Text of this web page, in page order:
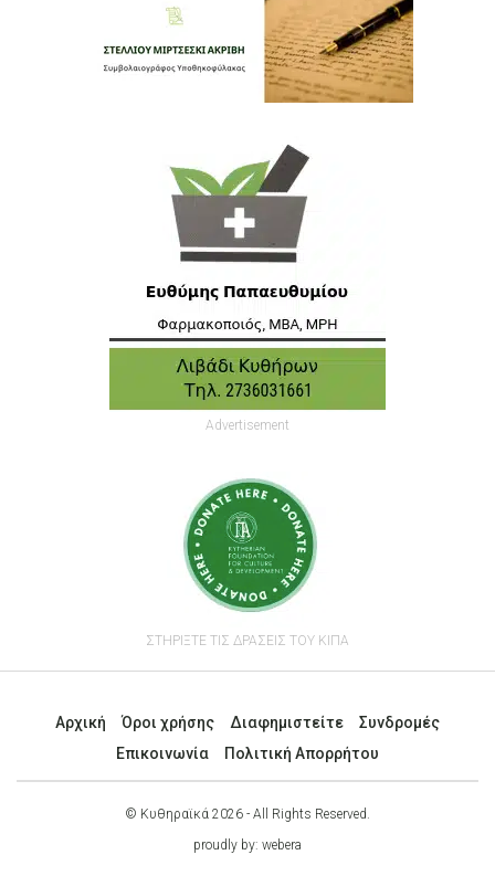
Advertisement
ΣΤΗΡΙΞΤΕ ΤΙΣ ΔΡΑΣΕΙΣ ΤΟΥ ΚΙΠΑ
Αρχική Όροι χρήσης Διαφημιστείτε
Συνδρομές
Επικοινωνία
Πολιτική Απορρήτου
© Κυθηραϊκά 2026 - All Rights Reserved.
proudly by: webera